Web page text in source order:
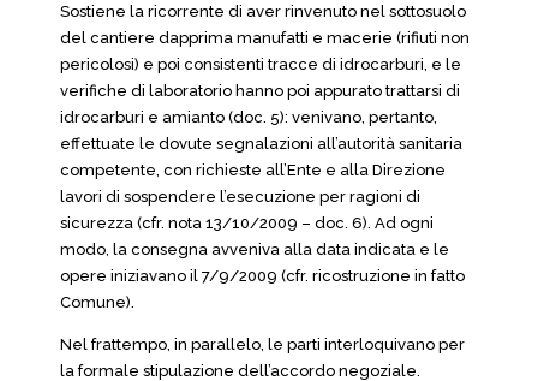
Sostiene la ricorrente di aver rinvenuto nel sottosuolo
del cantiere dapprima manufatti e macerie (rifiuti non
pericolosi) e poi consistenti tracce di idrocarburi, e le
verifiche di laboratorio hanno poi appurato trattarsi di
idrocarburi e amianto (doc. 5): venivano, pertanto,
effettuate le dovute segnalazioni all’autorità sanitaria
competente, con richieste all’Ente e alla Direzione
lavori di sospendere l’esecuzione per ragioni di
sicurezza (cfr. nota 13/10/2009 – doc. 6). Ad ogni
modo, la consegna avveniva alla data indicata e le
opere iniziavano il 7/9/2009 (cfr. ricostruzione in fatto
Comune).
Nel frattempo, in parallelo, le parti interloquivano per
la formale stipulazione dell’accordo negoziale.